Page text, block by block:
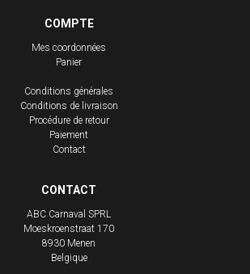
COMPTE
Mes coordonnées
Panier
Conditions générales
Conditions de livraison
Procédure de retour
Paiement
Contact
CONTACT
ABC Carnaval SPRL
Moeskroenstraat 170
8930 Menen
Belgique